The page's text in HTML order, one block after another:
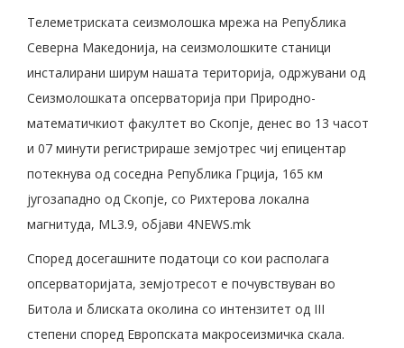
Телеметриската сеизмолошка мрежа на Република
Северна Македонија, на сеизмолошките станици
инсталирани ширум нашата територија, одржувани од
Сеизмолошката опсерваторија при Природно-
математичкиот факултет во Скопје, денес во 13 часот
и 07 минути регистрираше земјотрес чиј епицентар
потекнува од соседна Република Грција, 165 км
југозападно од Скопје, со Рихтерова локална
магнитуда, ML3.9, објави 4NEWS.mk
Според досегашните податоци со кои располага
опсерваторијата, земјотресот е почувствуван во
Битола и блиската околина со интензитет од III
степени според Европската макросеизмичка скала.